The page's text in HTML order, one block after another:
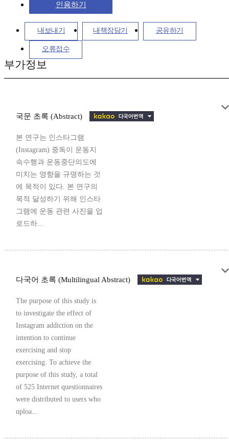
인용하기
내보내기 내책장담기 공유하기
오류접수
부가정보
국문 초록 (Abstract)
본 연구는 인스타그램
(Instagram) 중독이 운동지
속수행과 운동중단의도에
미치는 영향을 규명하는 것
에 목적이 있다. 본 연구의
목적 달성하기 위해 인스타
그램에 운동 관련 사진을 업
로드하...
다국어 초록 (Multilingual Abstract)
The purpose of this study is
to investigate the effect of
Instagram addiction on the
intention to continue
exercising and stop
exercising. To achieve the
purpose of this study, a total
of 525 Internet questionnaires
were distributed to users who
uploa...